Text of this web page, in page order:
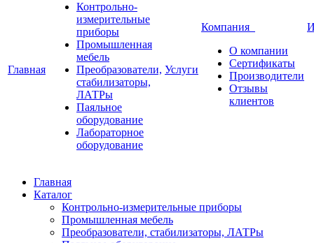
Главная
Контрольно-
измерительные
приборы
Промышленная
мебель
Преобразователи,
стабилизаторы,
ЛАТРы
Паяльное
оборудование
Лабораторное
оборудование
Услуги
Компания
О компании
Сертификаты
Производители
Отзывы
клиентов
Главная
Каталог
Контрольно-измерительные приборы
Промышленная мебель
Преобразователи, стабилизаторы, ЛАТРы